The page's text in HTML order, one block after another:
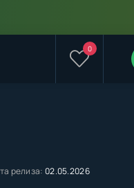
0
релиза: 02.05.2026